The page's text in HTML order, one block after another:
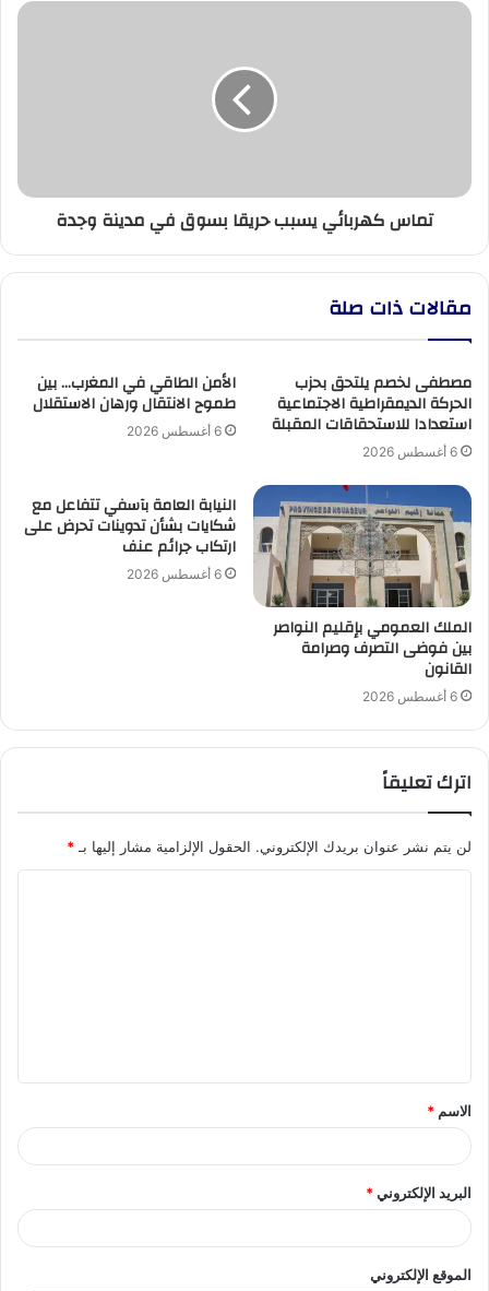
تماس
تماس كهربائي يسبب حريقا بسوق في مدينة وجدة
مقالات ذات صلة
مصطفى لخصم يلتحق بحزب
الحركة الديمقراطية الاجتماعية
استعدادا للاستحقاقات المقبلة
6 أغسطس 2026
الأمن الطاقي في المغرب… بين
طموح الانتقال ورهان الاستقلال
6 أغسطس 2026
الملك العمومي بإقليم النواصر
بين فوضى التصرف وصرامة
القانون
6 أغسطس 2026
النيابة العامة بآسفي تتفاعل مع
شكايات بشأن تدوينات تحرض على
ارتكاب جرائم عنف
6 أغسطس 2026
اترك تعليقاً
لن يتم نشر عنوان بريدك الإلكتروني. الحقول الإلزامية مشار إليها بـ*
ق
*
الاسم *
البريد الإلكتروني*
الموقع الإلكتروني